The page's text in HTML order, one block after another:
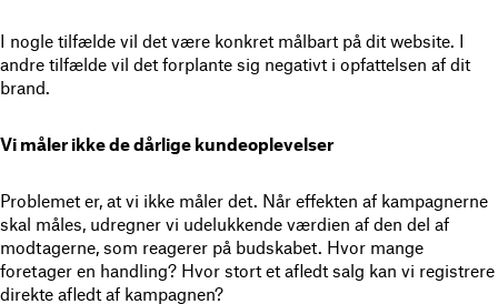
I nogle tilfælde vil det være konkret målbart på dit website. I
andre tilfælde vil det forplante sig negativt i opfattelsen af dit
brand.
Vi måler ikke de dårlige kundeoplevelser
Problemet er, at vi ikke måler det. Når effekten af kampagnerne
skal måles, udregner vi udelukkende værdien af den del af
modtagerne, som reagerer på budskabet. Hvor mange
foretager en handling? Hvor stort et afledt salg kan vi registrere
direkte afledt af kampagnen?